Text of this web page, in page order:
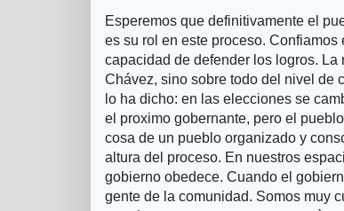
Esperemos que definitivamente el
es su rol en este proceso.
capacidad de defender los logros. La
Chávez, sino sobre todo del nivel de
lo ha dicho: en las elecciones se
el proximo gobernante, pero el
cosa de un pueblo organizado y
altura del proceso. En nuestros
gobierno obedece. Cuando el
gente de la comunidad. Somos muy